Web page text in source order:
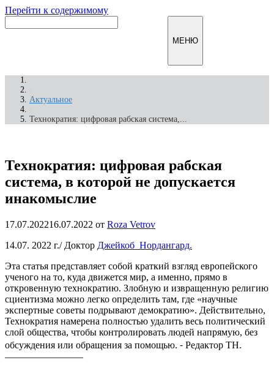
Перейти к содержимому
МЕНЮ
Актуальное
Технократия: цифровая рабская система,...
Технократия: цифровая рабская
система, в которой не допускается
инакомыслие
17.07.202216.07.2022 от Roza Vetrov
14.07. 2022 г./Доктор Джейкоб Нордангард.
Эта статья представляет собой краткий взгляд европейского
ученого на то, куда движется мир, а именно, прямо в
откровенную технократию. Злобную и извращенную религию
сциентизма можно легко определить там, где «научные
экспертные советы подрывают демократию». Действительно,
Технократия намерена полностью удалить весь политический
слой общества, чтобы контролировать людей напрямую, без
обсуждения или обращения за помощью. ⁃ Редактор ТН.
————————